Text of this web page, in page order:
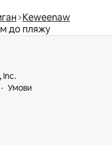
Keweenaw
до пляжу
Inc.
Умови